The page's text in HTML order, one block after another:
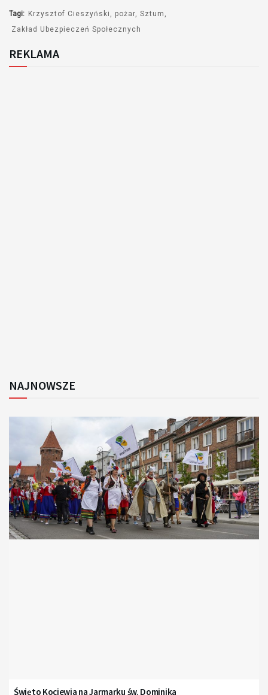
Tagi: Krzysztof Cieszyński pożar Sztum
Zakład Ubezpieczeń Społecznych
REKLAMA
NAJNOWSZE
Święto Kociewia na Jarmarku św. Dominika